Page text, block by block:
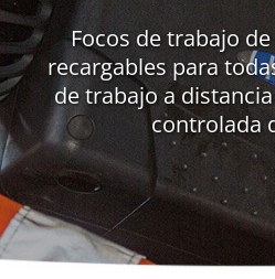
Focos de trabajo
recargables para
de trabajo a
controlada